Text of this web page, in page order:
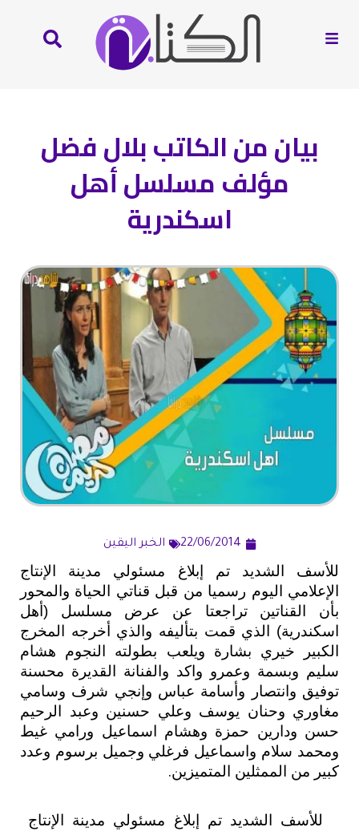
بيان من الكاتب بلال فضل
مؤلف مسلسل أهل
اسكندرية
22/06/2014 الخبر اليقين
للأسف الشديد تم إبلاغ مسئولي مدينة الإنتاج
الإعلامي اليوم رسميا من قبل قناتي الحياة والمحور
بأن القناتين تراجعتا عن عرض مسلسل (أهل
اسكندرية) الذي قمت بتأليفه والذي أخرجه المخرج
الكبير خيري بشارة ويلعب بطولته النجوم هشام
سليم وبسمة وعمرو واكد والفنانة القديرة محسنة
توفيق وانتصار وأسامة عباس وإنجي شرف وسامي
مغاوري وحنان يوسف وعلي حسنين وعبد الرحيم
حسن ودارين حمزة وهشام اسماعيل ورامي غيط
ومحمد سلام واسماعيل فرغلي وجميل برسوم وعدد
كبير من الممثلين المتميزين.
للأسف الشديد تم إبلاغ مسئولي مدينة الإنتاج